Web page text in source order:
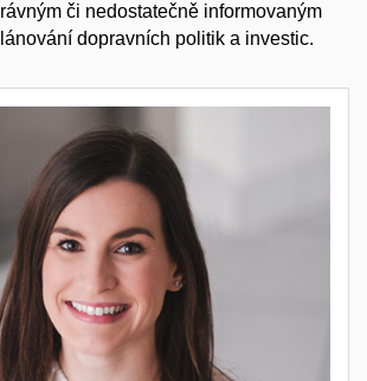
či nedostatečně informovaným
dopravních politik a investic.